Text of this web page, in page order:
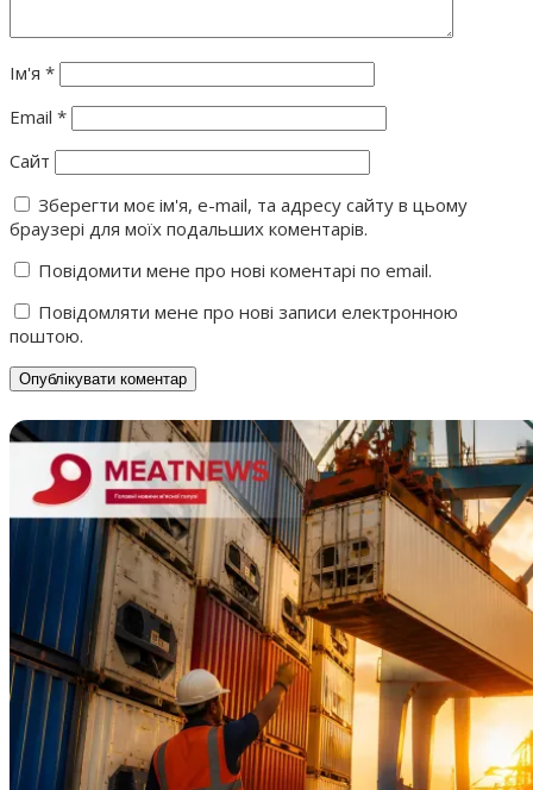
Ім'я *
Email *
Сайт
Зберегти моє ім'я, e-mail, та адресу сайту в цьому
браузері для моїх подальших коментарів.
Повідомити мене про нові коментарі по email.
Повідомляти мене про нові записи електронною
поштою.